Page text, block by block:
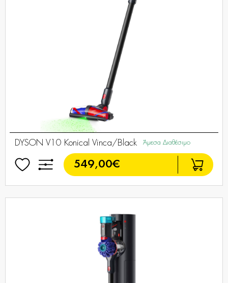
DYSON V10 Konical Vinca/Black Άμεσα Διαθέσιμο
549,00€